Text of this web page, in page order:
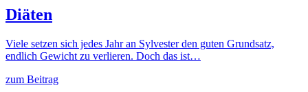
Diäten
Viele setzen sich jedes Jahr an Sylvester den guten Grundsatz,
endlich Gewicht zu verlieren. Doch das ist…
zum Beitrag